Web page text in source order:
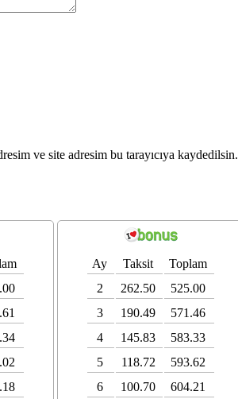
ve site adresim bu tarayıcıya kaydedilsin.
Ay Taksit
Toplam
2
262.50
525.00
3
190.49
571.46
4
145.83
583.33
5
118.72
593.62
6
100.70 604.21